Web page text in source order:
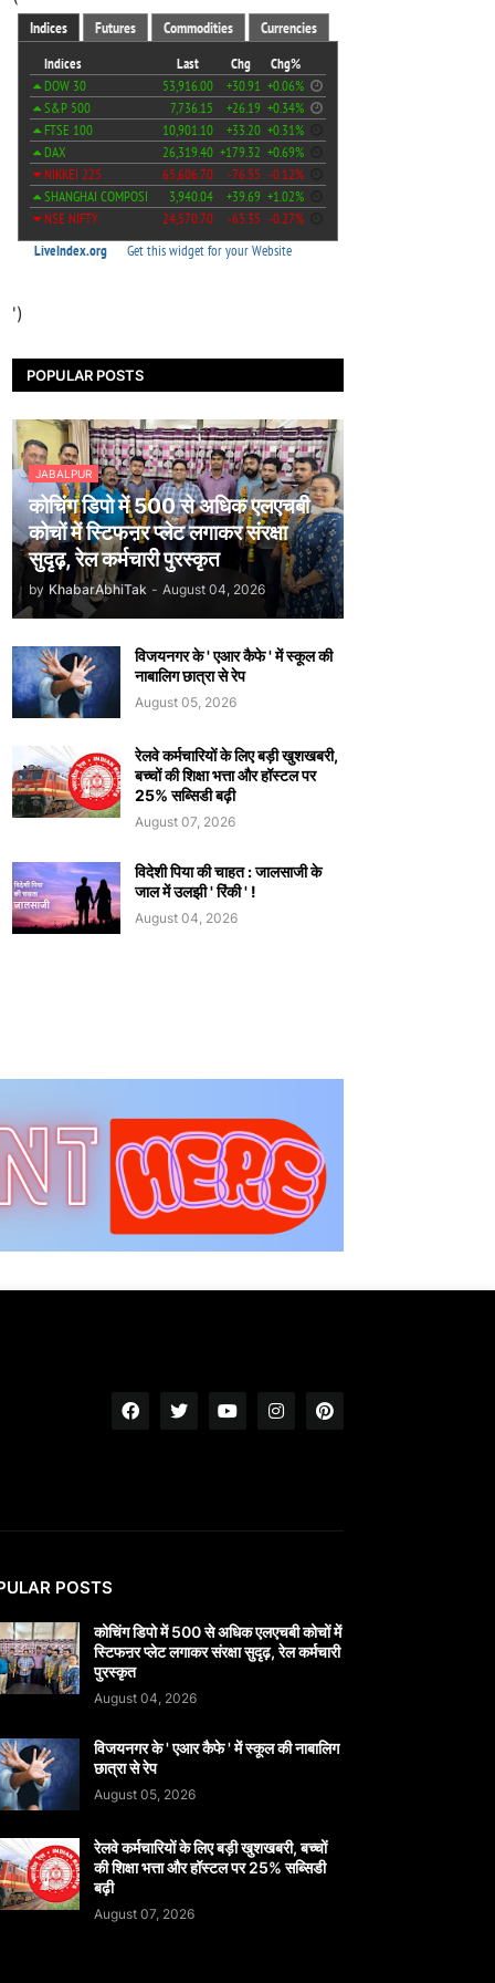
')
POPULAR POSTS
JABALPUR
कोचिंग डिपो में 500 से अधिक एलएचबी
कोचों में स्टिफऩर प्लेट लगाकर संरक्षा
सुदृढ़, रेल कर्मचारी पुरस्कृत
by KhabarAbhiTak - August 04, 2026
विजयनगर के ' एआर कैफे ' में स्कूल की
नाबालिग छात्रा से रेप
August 05, 2026
रेलवे कर्मचारियों के लिए बड़ी खुशखबरी,
बच्चों की शिक्षा भत्ता और हॉस्टल पर
25% सब्सिडी बढ़ी
August 07, 2026
विदेशी पिया की चाहत : जालसाजी के
जाल में उलझी ' रिंकी ' !
August 04, 2026
POSTS
कोचिंग डिपो में 500 से अधिक एलएचबी कोचों में
स्टिफऩर प्लेट लगाकर संरक्षा सुदृढ़, रेल कर्मचारी
पुरस्कृत
August 04, 2026
विजयनगर के ' एआर कैफे ' में स्कूल की नाबालिग
छात्रा से रेप
August 05, 2026
रेलवे कर्मचारियों के लिए बड़ी खुशखबरी, बच्चों
की शिक्षा भत्ता और हॉस्टल पर 25% सब्सिडी
बढ़ी
August 07, 2026